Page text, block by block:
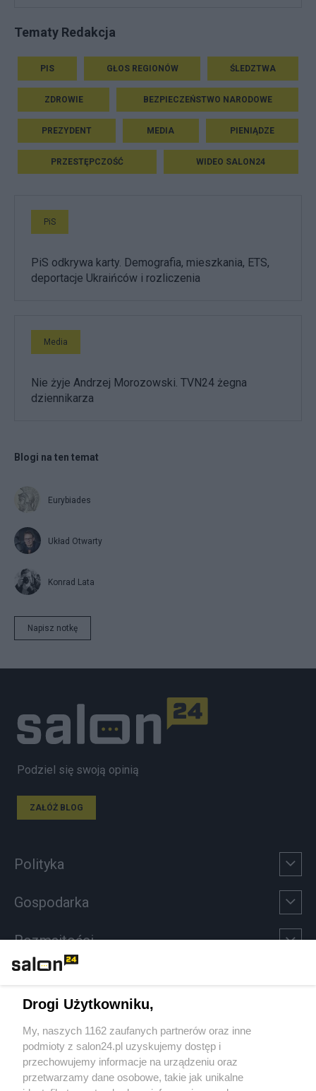
Tematy Redakcja
PIS GŁOS REGIONÓW ŚLEDZTWA
ZDROWIE BEZPIECZEŃSTWO NARODOWE
PREZYDENT MEDIA PIENIĄDZE
PRZESTĘPCZOŚĆ WIDEO SALON24
PiS
PiS odkrywa karty. Demografia, mieszkania, ETS,
deportacje Ukraińców i rozliczenia
Media
Nie żyje Andrzej Morozowski. TVN24 żegna
dziennikarza
Blogi na ten temat
Eurybiades
Układ Otwarty
Konrad Lata
Napisz notkę
Podziel się swoją opinią
ZAŁÓŻ BLOG
Polityka
Gospodarka
Rozmaitości
Sport
Społeczeństwo
Drogi Użytkowniku,
My, naszych 1162 zaufanych partnerów oraz inne
podmioty z salon24.pl uzyskujemy dostęp i
przechowujemy informacje na urządzeniu oraz
przetwarzamy dane osobowe, takie jak unikalne